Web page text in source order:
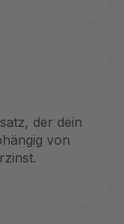
der dein
von